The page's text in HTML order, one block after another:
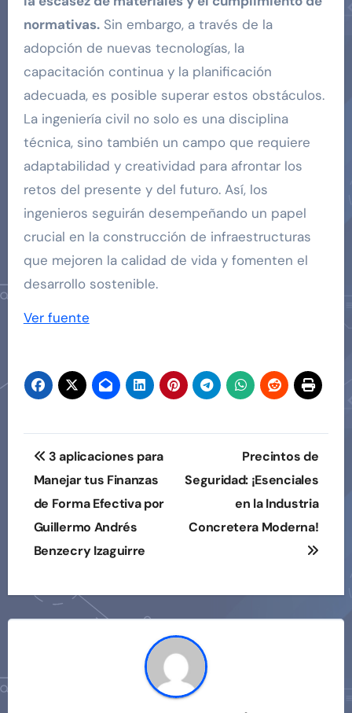
normativas.Sin embargo, a través de la
adopción de nuevas tecnologías, la
capacitación continua y la planificación
adecuada, es posible superar estos obstáculos.
La ingeniería civil no solo es una disciplina
técnica, sino también un campo que requiere
adaptabilidad y creatividad para afrontar los
retos del presente y del futuro. Así, los
ingenieros seguirán desempeñando un papel
crucial en la construcción de infraestructuras
que mejoren la calidad de vida y fomenten el
desarrollo sostenible.
Ver fuente
Navegación
de
entradas
3 aplicaciones para
Manejar tus Finanzas
de Forma Efectiva por
Guillermo Andrés
Benzecry Izaguirre
Precintos de
Seguridad: ¡Esenciales
en la Industria
Concretera Moderna!